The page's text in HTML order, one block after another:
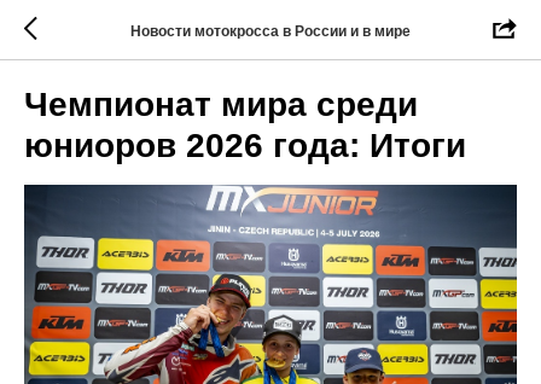
Новости мотокросса в России и в мире
Чемпионат мира среди
юниоров 2026 года: Итоги